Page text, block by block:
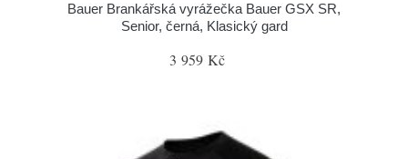
Bauer Brankářská vyrážečka Bauer GSX SR,
Senior, černá, Klasický gard
3 959 Kč